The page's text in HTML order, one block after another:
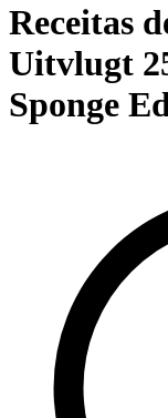
Receitas
Uitvlugt
Sponge